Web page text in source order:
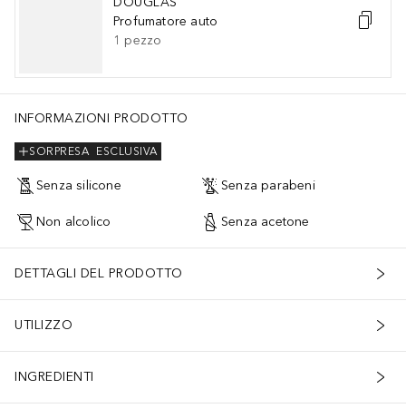
Profumatore auto
1 pezzo
INFORMAZIONI PRODOTTO
ESCLUSIVA
SORPRESA
Senza silicone Senza parabeni
Non alcolico Senza acetone
DETTAGLI DEL PRODOTTO
UTILIZZO
INGREDIENTI